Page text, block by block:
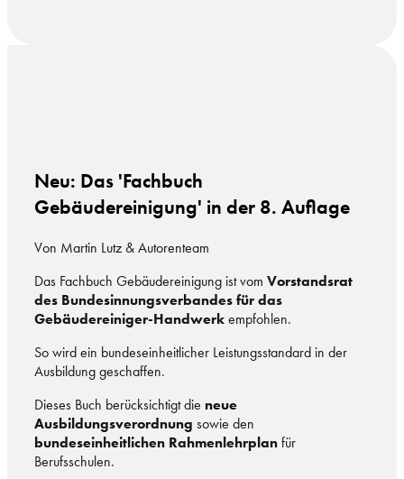
Neu: Das 'Fachbuch
Gebäudereinigung' in der 8. Auflage
Von Martin Lutz & Autorenteam
Das Fachbuch Gebäudereinigung ist vom Vorstandsrat
des Bundesinnungsverbandes für das
Gebäudereiniger-Handwerkempfohlen.
So wird ein bundeseinheitlicher Leistungsstandard in der
Ausbildung geschaffen.
Dieses Buch berücksichtigt die neue
Ausbildungsverordnung sowie den
bundeseinheitlichen Rahmenlehrplanfür
Berufsschulen.